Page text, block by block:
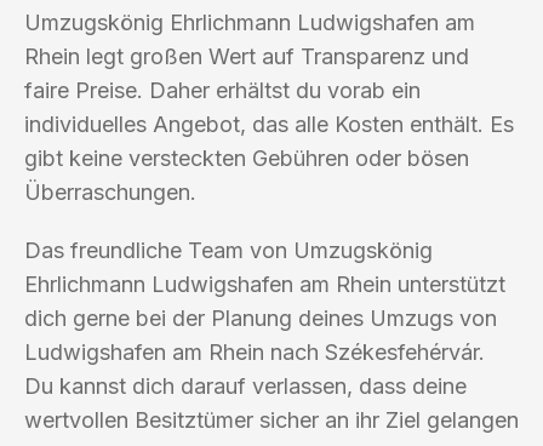
Umzugskönig Ehrlichmann Ludwigshafen am
Rhein legt großen Wert auf Transparenz und
faire Preise. Daher erhältst du vorab ein
individuelles Angebot, das alle Kosten enthält. Es
gibt keine versteckten Gebühren oder bösen
Überraschungen.
Das freundliche Team von Umzugskönig
Ehrlichmann Ludwigshafen am Rhein unterstützt
dich gerne bei der Planung deines Umzugs von
Ludwigshafen am Rhein nach Székesfehérvár.
Du kannst dich darauf verlassen, dass deine
wertvollen Besitztümer sicher an ihr Ziel gelangen